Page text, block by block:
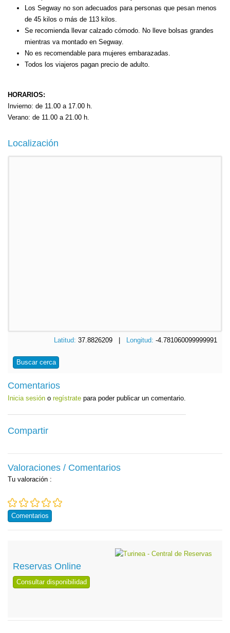
Los Segway no son adecuados para personas que pesan menos
de 45 kilos o más de 113 kilos.
Se recomienda llevar calzado cómodo. No lleve bolsas grandes
mientras va montado en Segway.
No es recomendable para mujeres embarazadas.
Todos los viajeros pagan precio de adulto.
HORARIOS:
Invierno: de 11.00 a 17.00 h.
Verano: de 11.00 a 21.00 h.
Localización
Latitud: 37.8826209 | Longitud: -4.781060099999991
Buscar cerca
Comentarios
Inicia sesión o regístrate para poder publicar un comentario.
Compartir
Valoraciones / Comentarios
Tu valoración :
Comentarios
Reservas Online
Consultar disponibilidad